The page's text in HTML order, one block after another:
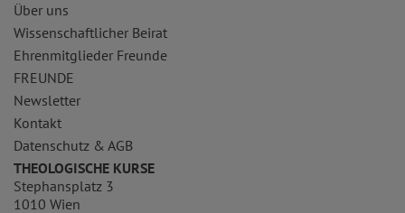
Über uns
Wissenschaftlicher Beirat
Ehrenmitglieder Freunde
FREUNDE
Newsletter
Kontakt
Datenschutz & AGB
THEOLOGISCHE KURSE
Stephansplatz 3
1010 Wien